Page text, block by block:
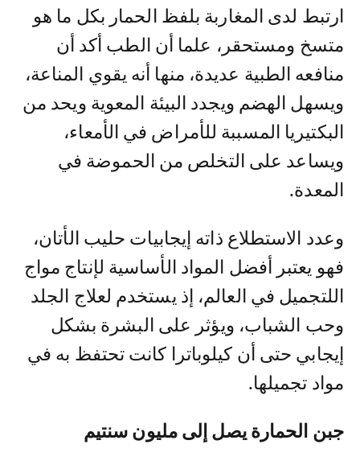
ارتبط لدى المغاربة بلفظ الحمار بكل ما هو
متسخ ومستحقر، علما أن الطب أكد أن
منافعه الطبية عديدة، منها أنه يقوي المناعة،
ويسهل الهضم ويجدد البيئة المعوية ويحد من
البكتيريا المسببة للأمراض في الأمعاء،
ويساعد على التخلص من الحموضة في
المعدة.
وعدد الاستطلاع ذاته إيجابيات حليب الأتان،
فهو يعتبر أفضل المواد الأساسية لإنتاج مواج
اللتجميل في العالم، إذ يستخدم لعلاج الجلد
وحب الشباب، ويؤثر على البشرة بشكل
إيجابي حتى أن كيلوباترا كانت تحتفظ به في
مواد تجميلها.
جبن الحمارة يصل إلى مليون سنتيم